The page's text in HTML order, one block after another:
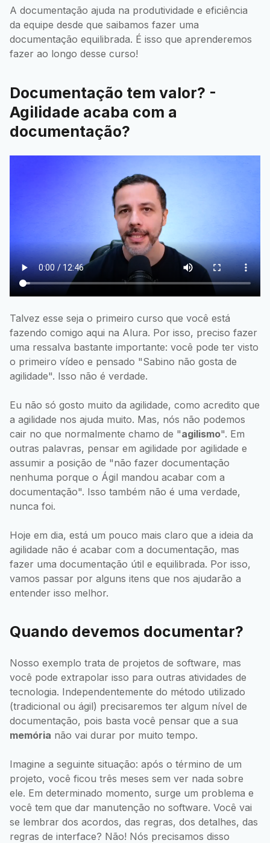
A documentação ajuda na produtividade e eficiência
da equipe desde que saibamos fazer uma
documentação equilibrada. É isso que aprenderemos
fazer ao longo desse curso!
Documentação tem valor? -
Agilidade acaba com a
documentação?
Talvez esse seja o primeiro curso que você está
fazendo comigo aqui na Alura. Por isso, preciso fazer
uma ressalva bastante importante: você pode ter visto
o primeiro vídeo e pensado "Sabino não gosta de
agilidade". Isso não é verdade.
Eu não só gosto muito da agilidade, como acredito que
a agilidade nos ajuda muito. Mas, nós não podemos
cair no que normalmente chamo de "agilismo". Em
outras palavras, pensar em agilidade por agilidade e
assumir a posição de "não fazer documentação
nenhuma porque o Ágil mandou acabar com a
documentação". Isso também não é uma verdade,
nunca foi.
Hoje em dia, está um pouco mais claro que a ideia da
agilidade não é acabar com a documentação, mas
fazer uma documentação útil e equilibrada. Por isso,
vamos passar por alguns itens que nos ajudarão a
entender isso melhor.
Quando devemos documentar?
Nosso exemplo trata de projetos de software, mas
você pode extrapolar isso para outras atividades de
tecnologia. Independentemente do método utilizado
(tradicional ou ágil) precisaremos ter algum nível de
documentação, pois basta você pensar que a sua
memória não vai durar por muito tempo.
Imagine a seguinte situação: após o término de um
projeto, você ficou três meses sem ver nada sobre
ele. Em determinado momento, surge um problema e
você tem que dar manutenção no software. Você vai
se lembrar dos acordos, das regras, dos detalhes, das
regras de interface? Não! Nós precisamos disso